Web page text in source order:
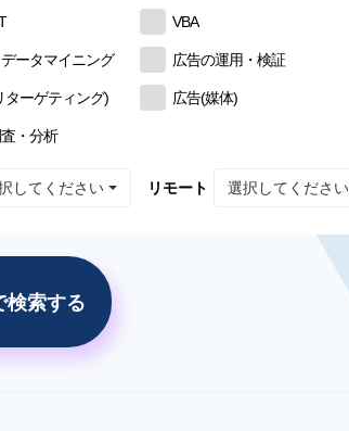
VBA
ータマイニング 広告の運用・検証
ターゲティング) 広告(媒体)
・分析
してください リモート 選択してください
検索する